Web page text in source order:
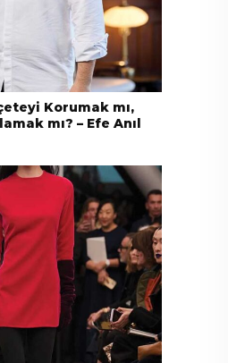
Korumak mı,
mı? – Efe Anıl